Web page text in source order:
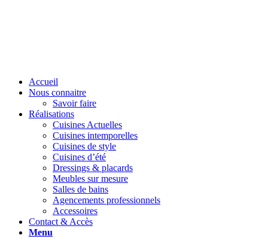
Accueil
Nous connaitre
Savoir faire
Réalisations
Cuisines Actuelles
Cuisines intemporelles
Cuisines de style
Cuisines d’été
Dressings & placards
Meubles sur mesure
Salles de bains
Agencements professionnels
Accessoires
Contact & Accès
Menu